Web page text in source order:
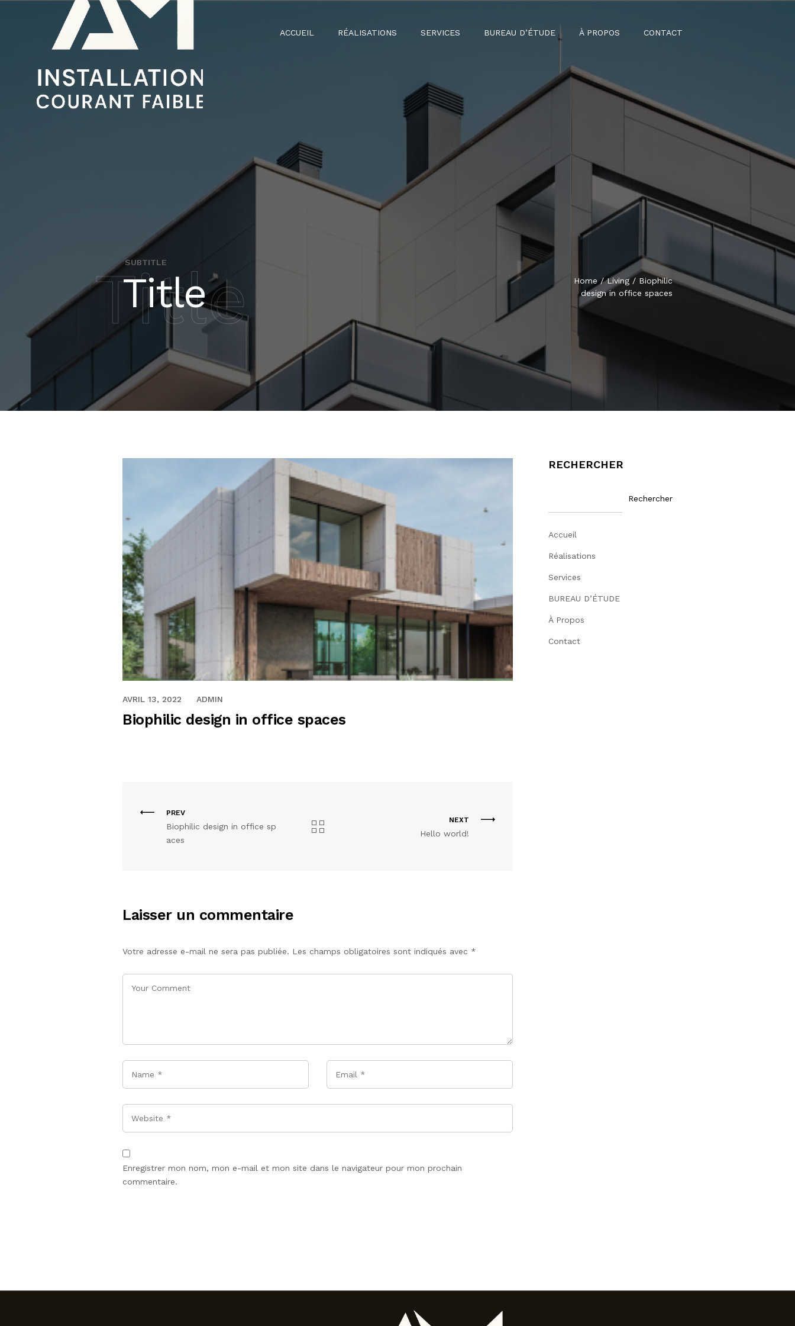
ACCUEIL RÉALISATIONS SERVICES BUREAU D’ÉTUDE À PROPOS CONTACT
SUBTITLE
Title
Title Home/Living/ Biophilic
design in office spaces
AVRIL 13, 2022 ADMIN
Biophilic design in office spaces
PREV
Biophilic design in office sp
aces
NEXT
Hello world!
Laisser un commentaire
Votre adresse e-mail ne sera pas publiée. Les champs obligatoires sont indiqués avec *
Enregistrer mon nom, mon e-mail et mon site dans le navigateur pour mon prochain
commentaire.
RECHERCHER
Rechercher
Accueil
Réalisations
Services
BUREAU D’ÉTUDE
À Propos
Contact